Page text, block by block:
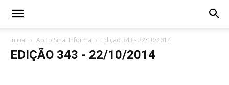
Inicial Apito Sinal Informa Edição 343 - 22/10/2014
EDIÇÃO 343 - 22/10/2014